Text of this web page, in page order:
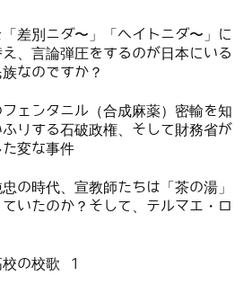
差別ニダ〜」「ヘイトニダ〜」に
、言論弾圧をするのが日本にいる
なのですか？
ェンタニル（合成麻薬）密輸を知
ふりする石破政権、そして財務省が
た変な事件
の時代、宣教師たちは「茶の湯」
ていたのか？そして、テルマエ・ロ
校の校歌 1